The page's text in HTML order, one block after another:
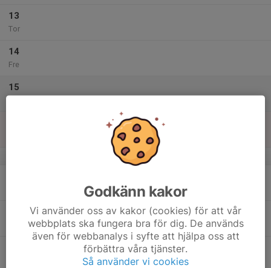
13
Tor
14
Fre
15
v.34
Godkänn kakor
Vi använder oss av kakor (cookies) för att vår
webbplats ska fungera bra för dig. De används
även för webbanalys i syfte att hjälpa oss att
förbättra våra tjänster.
Så använder vi cookies